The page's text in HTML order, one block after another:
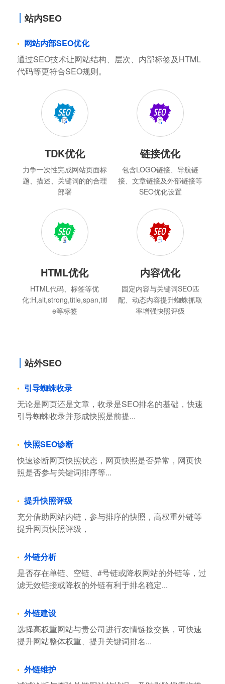
站内SEO
网站内部SEO优化
通过SEO技术让网站结构、层次、内部标签及HTML
代码等更符合SEO规则。
TDK优化
力争一次性完成网站页面标
题、描述、关键词的的合理
部署
链接优化
包含LOGO链接、导航链
接、文章链接及外部链接等
SEO优化设置
HTML优化
HTML代码、标签等优
化:H,alt,strong,title,span,titl
e等标签
内容优化
固定内容与关键词SEO匹
配、动态内容提升蜘蛛抓取
率增强快照评级
站外SEO
引导蜘蛛收录
无论是网页还是文章，收录是SEO排名的基础，快速
引导蜘蛛收录并形成快照是前提...
快照SEO诊断
快速诊断网页快照状态，网页快照是否异常，网页快
照是否参与关键词排序等...
提升快照评级
充分借助网站内链，参与排序的快照，高权重外链等
提升网页快照评级，
外链分析
是否存在单链、空链、#号链或降权网站的外链等，过
滤无效链接或降权的外链有利于排名稳定...
外链建设
选择高权重网站与贵公司进行友情链接交换，可快速
提升网站整体权重、提升关键词排名...
外链维护